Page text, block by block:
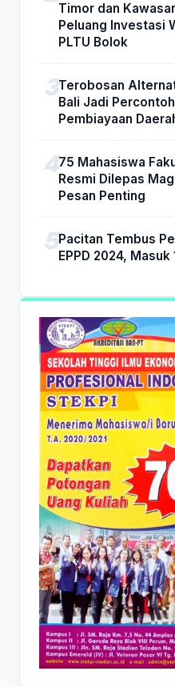
Timor dan
Peluang Investasi
PLTU Bolok
Terobosan
Bali Jadi
Pembiayaan
75 Mahasiswa
Resmi Dilepas
Pesan Penting
Pacitan Tembus
EPPD 2024,